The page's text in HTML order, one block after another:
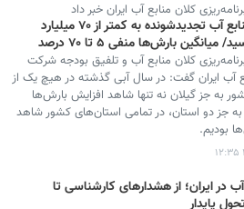
کلان منابع آب ایران خبر داد
منابع آب تجدیدشونده به کمتر از ۷۰ میلیارد
بارش‌ها منفی ۵ تا ۷۰ درصد
کلان منابع آب و تلفیق بودجه شرکت
آب ایران گفت: در سال آبی گذشته در هیچ یک از
به جز گیلان نه تنها شاهد افزایش بارش‌ها
به جز دو استان، در تمامی استان‌های کشور شاهد
بودیم.
آب در ایران؛ از هشدارهای کارشناسی تا
پایدار